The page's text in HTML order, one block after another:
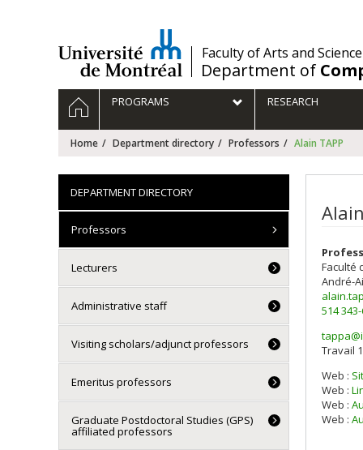
/Faculty of Arts and Science
Department of
Navigation
principale
HOMEPROGRAMS RESEARCH
Home Department directory Professors Alain TAPP
Faculté
André-
514
Travail
Web :
Web :
Web :
Web :
DEPARTMENT DIRECTORY
Professors
Lecturers
Administrative staff
Visiting scholars/adjunct professors
Emeritus professors
Graduate Postdoctoral Studies (GPS)
affiliated professors